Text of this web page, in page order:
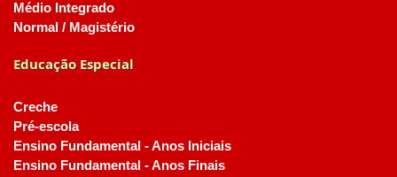
Médio Integrado
Normal / Magistério
Educação Especial
Creche
Pré-escola
Ensino Fundamental - Anos Iniciais
Ensino Fundamental - Anos Finais